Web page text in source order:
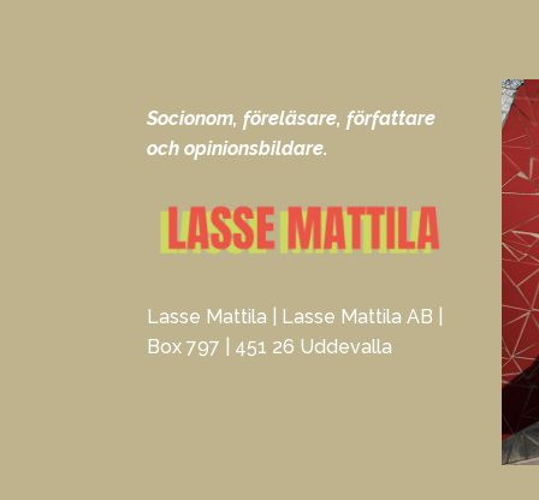
Socionom, föreläsare, författare
och opinionsbildare.
Lasse Mattila | Lasse Mattila AB |
Box 797 | 451 26 Uddevalla